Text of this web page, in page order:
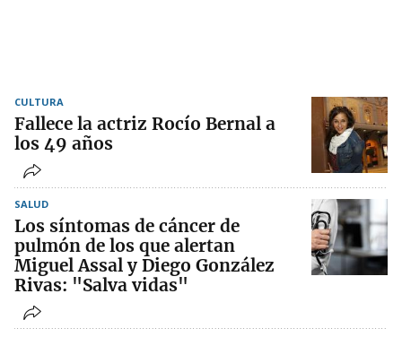
CULTURA
Fallece la actriz Rocío Bernal a
los 49 años
SALUD
Los síntomas de cáncer de
pulmón de los que alertan
Miguel Assal y Diego González
Rivas: "Salva vidas"